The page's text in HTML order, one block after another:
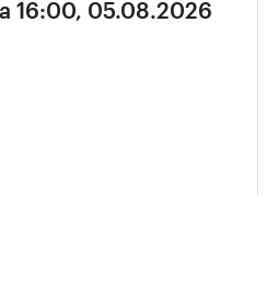
16:00, 05.08.2026